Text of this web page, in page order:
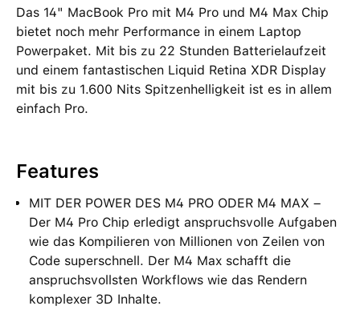
Das 14" MacBook Pro mit M4 Pro und M4 Max Chip
bietet noch mehr Performance in einem Laptop
Powerpaket. Mit bis zu 22 Stunden Batterielaufzeit
und einem fantastischen Liquid Retina XDR Display
mit bis zu 1.600 Nits Spitzenhelligkeit ist es in allem
einfach Pro.
Features
MIT DER POWER DES M4 PRO ODER M4 MAX –
Der M4 Pro Chip erledigt anspruchsvolle Aufgaben
wie das Kompilieren von Millionen von Zeilen von
Code superschnell. Der M4 Max schafft die
anspruchsvollsten Workflows wie das Rendern
komplexer 3D Inhalte.